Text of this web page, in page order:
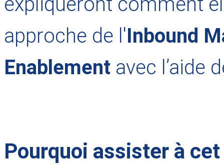
approche de l'Inbound
Enablement avec l’aide
Pourquoi assister à